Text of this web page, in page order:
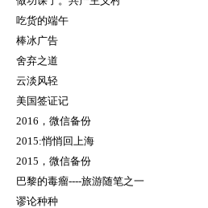
吃货的端午
棒冰广告
舍弃之道
云淡风轻
美国签证记
2016，微信备份
2015:悄悄回上海
2015，微信备份
巴黎的毒瘤----旅游随笔之一
谬论种种